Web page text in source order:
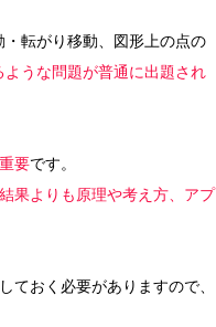
転がり移動、図形上の点の
うな問題が普通に出題され
要です。
果よりも原理や考え方、アプ
ておく必要がありますので、